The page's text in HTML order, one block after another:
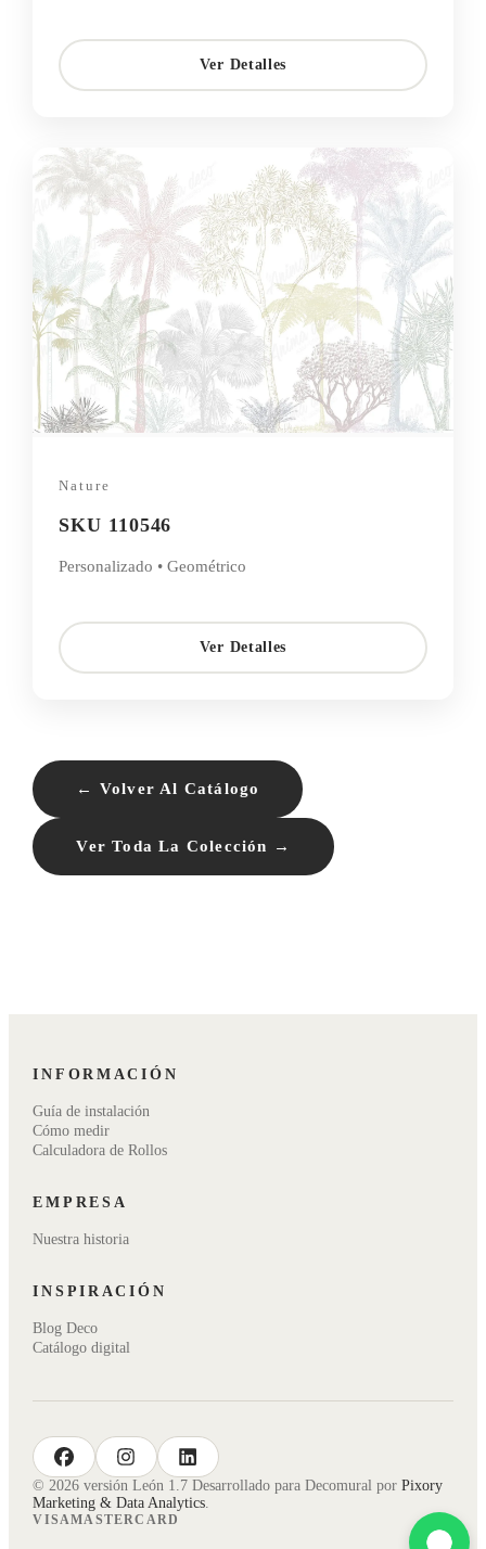
Ver Detalles
Nature
SKU 110546
Personalizado • Geométrico
Ver Detalles
← Volver Al Catálogo
Ver Toda La Colección →
INFORMACIÓN
Guía de instalación
Cómo medir
Calculadora de Rollos
EMPRESA
Nuestra historia
INSPIRACIÓN
Blog Deco
Catálogo digital
facebook instagram linkedin
© 2026 versión León 1.7 Desarrollado para Decomural porPixory
Marketing & Data Analytics.
VISAMASTERCARD